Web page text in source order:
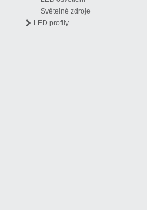
Světelné zdroje
LED profily